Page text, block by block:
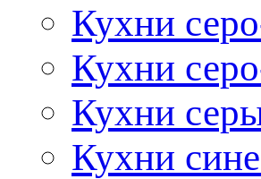
Кухни
Кухни
Кухни
Кухни